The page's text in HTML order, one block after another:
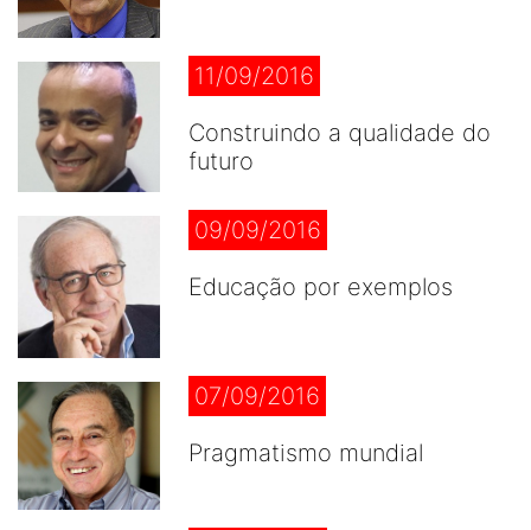
11/09/2016
Construindo a qualidade do
futuro
09/09/2016
Educação por exemplos
07/09/2016
Pragmatismo mundial